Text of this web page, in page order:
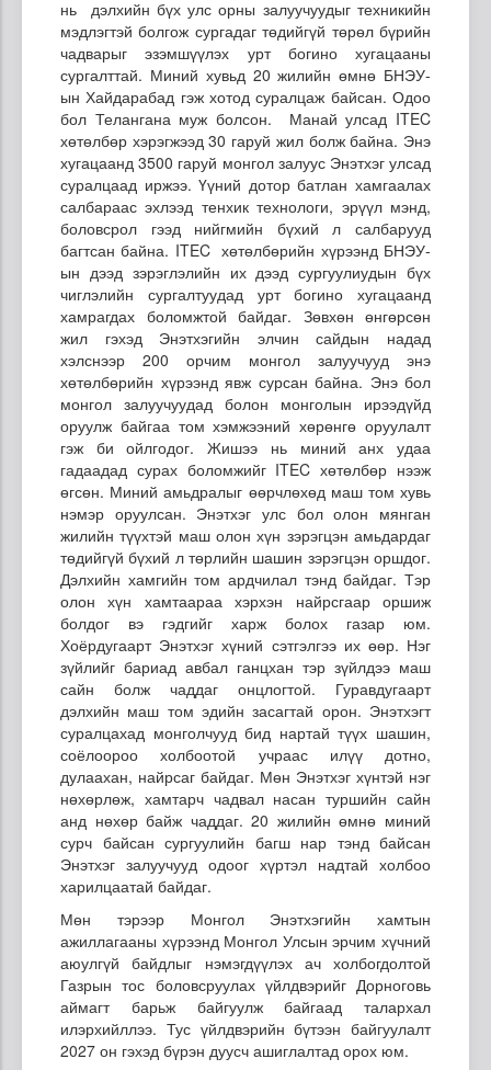
нь дэлхийн бүх улс орны залуучуудыг техникийн
мэдлэгтэй болгож сургадаг төдийгүй төрөл бүрийн
чадварыг эзэмшүүлэх урт богино хугацааны
сургалттай. Миний хувьд 20 жилийн өмнө БНЭУ-
ын Хайдарабад гэж хотод суралцаж байсан. Одоо
бол Телангана муж болсон. Манай улсад ITEC
хөтөлбөр хэрэгжээд 30 гаруй жил болж байна. Энэ
хугацаанд 3500 гаруй монгол залуус Энэтхэг улсад
суралцаад иржээ. Үүний дотор батлан хамгаалах
салбараас эхлээд тенхик технологи, эрүүл мэнд,
боловсрол гээд нийгмийн бүхий л салбарууд
багтсан байна. ITEC хөтөлбөрийн хүрээнд БНЭУ-
ын дээд зэрэглэлийн их дээд сургуулиудын бүх
чиглэлийн сургалтуудад урт богино хугацаанд
хамрагдах боломжтой байдаг. Зөвхөн өнгөрсөн
жил гэхэд Энэтхэгийн элчин сайдын надад
хэлснээр 200 орчим монгол залуучууд энэ
хөтөлбөрийн хүрээнд явж сурсан байна. Энэ бол
монгол залуучуудад болон монголын ирээдүйд
оруулж байгаа том хэмжээний хөрөнгө оруулалт
гэж би ойлгодог. Жишээ нь миний анх удаа
гадаадад сурах боломжийг ITEC хөтөлбөр нээж
өгсөн. Миний амьдралыг өөрчлөхөд маш том хувь
нэмэр оруулсан. Энэтхэг улс бол олон мянган
жилийн түүхтэй маш олон хүн зэрэгцэн амьдардаг
төдийгүй бүхий л төрлийн шашин зэрэгцэн оршдог.
Дэлхийн хамгийн том ардчилал тэнд байдаг. Тэр
олон хүн хамтаараа хэрхэн найрсгаар оршиж
болдог вэ гэдгийг харж болох газар юм.
Хоёрдугаарт Энэтхэг хүний сэтгэлгээ их өөр. Нэг
зүйлийг бариад авбал ганцхан тэр зүйлдээ маш
сайн болж чаддаг онцлогтой. Гуравдугаарт
дэлхийн маш том эдийн засагтай орон. Энэтхэгт
суралцахад монголчууд бид нартай түүх шашин,
соёлоороо холбоотой учраас илүү дотно,
дулаахан, найрсаг байдаг. Мөн Энэтхэг хүнтэй нэг
нөхөрлөж, хамтарч чадвал насан туршийн сайн
анд нөхөр байж чаддаг. 20 жилийн өмнө миний
сурч байсан сургуулийн багш нар тэнд байсан
Энэтхэг залуучууд одоог хүртэл надтай холбоо
харилцаатай байдаг.
Мөн тэрээр Монгол Энэтхэгийн хамтын
ажиллагааны хүрээнд Монгол Улсын эрчим хүчний
аюулгүй байдлыг нэмэгдүүлэх ач холбогдолтой
Газрын тос боловсруулах үйлдвэрийг Дорноговь
аймагт барьж байгуулж байгаад талархал
илэрхийллээ. Тус үйлдвэрийн бүтээн байгуулалт
2027 он гэхэд бүрэн дуусч ашиглалтад орох юм.